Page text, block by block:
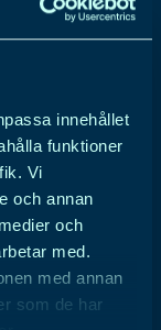
innehållet
funktioner
Vi
och annan
och
med.
med annan
som de har
varje
har
i att
nytt. Men
skalbart
kan vi